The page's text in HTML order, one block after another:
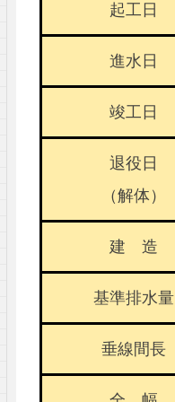
起工日
進水日
竣工日
退役日
（解体）
建 造
基準排水量
垂線間長